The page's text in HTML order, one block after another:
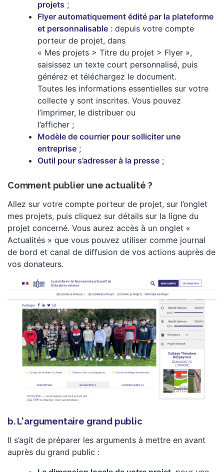
projets ;
Flyer automatiquement édité par la plateforme
et personnalisable : depuis votre compte
porteur de projet, dans
« Mes projets > Titre du projet > Flyer »,
saisissez un texte court personnalisé, puis
générez et téléchargez le document.
Toutes les informations essentielles sur votre
collecte y sont inscrites. Vous pouvez
l’imprimer, le distribuer ou
l’afficher ;
Modèle de courrier pour solliciter une
entreprise ;
Outil pour s’adresser à la presse ;
Comment publier une actualité ?
Allez sur votre compte porteur de projet, sur l’onglet
mes projets, puis cliquez sur détails sur la ligne du
projet concerné. Vous aurez accès à un onglet «
Actualités » que vous pouvez utiliser comme journal
de bord et canal de diffusion de vos actions auprès de
vos donateurs.
b. L'argumentaire grand public
Il s’agit de préparer les arguments à mettre en avant
auprès du grand public :